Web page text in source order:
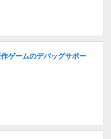
ゲームのデバッグサポー